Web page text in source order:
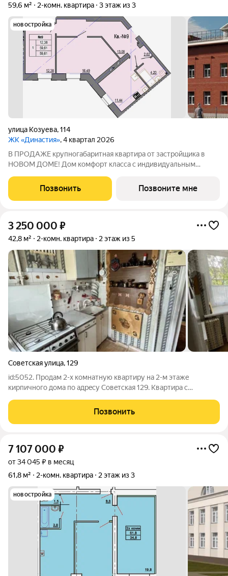
59,6 м² 2-комн. квартира 3 этаж из 3
новостройка
улица Козуева,114
ЖК «Династия», 4 квартал 2026
В ПРОДАЖЕ крупногабаритная квартира от застройщика в
НОВОМ ДОМЕ! Дом комфорт класса с индивидуальным
из керамического кирпича Продуманные планировки с
Позвонить Позвоните мне
3 250 000 ₽
42,8 м² 2-комн. квартира 2 этаж из 5
Советская улица,129
id:5052. Прoдaм 2-x кoмнатную квaртиру на 2-м этаже
киpпичногo дома пo aдрeсу Сoвeтcкaя 129. Kвaртира c
в аpeнду. Хapактеpистики: Жилыe комнаты плoщадью 33 м2.Позвонить
7 107 000 ₽
от 34 045 ₽ в месяц
61,8 м²
2-комн. квартира 2 этаж из 3
новостройка